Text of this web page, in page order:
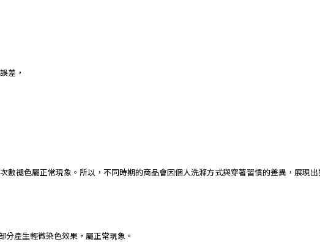
差，
褪色屬正常現象。所以，不同時期的商品會因個人洗滌方式與穿著習慣的差異，展現出
產生輕微染色效果，屬正常現象。